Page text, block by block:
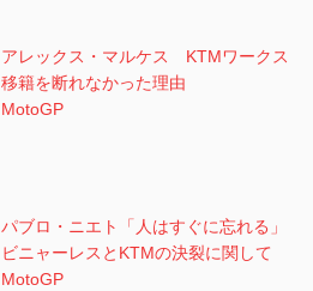
アレックス・マルケス KTMワークス
移籍を断れなかった理由
MotoGP
パブロ・ニエト「人はすぐに忘れる」
ビニャーレスとKTMの決裂に関して
MotoGP